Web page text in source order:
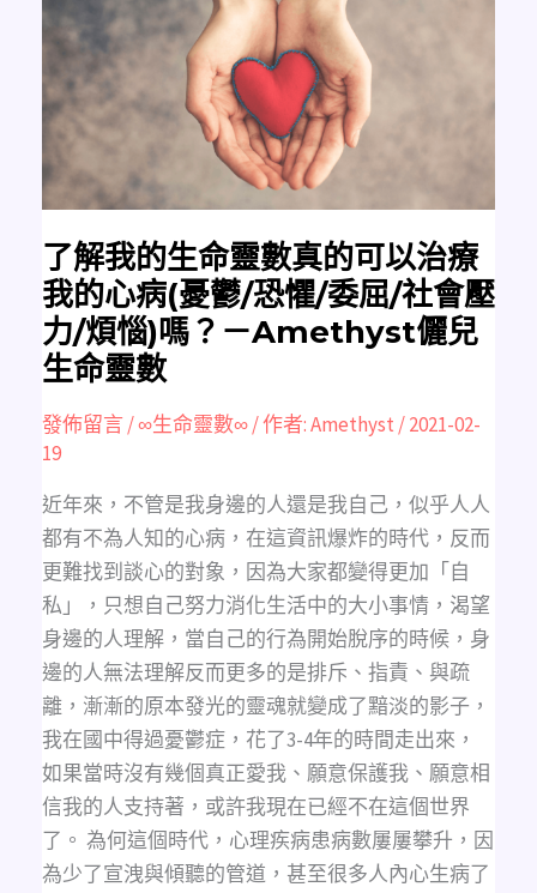
了解我的生命靈數真的可以治療
我的心病(憂鬱/恐懼/委屈/社會壓
力/煩惱)嗎？－Amethyst儷兒
生命靈數
發佈留言/∞生命靈數∞/ 作者:Amethyst/2021-02-
19
近年來，不管是我身邊的人還是我自己，似乎人人
都有不為人知的心病，在這資訊爆炸的時代，反而
更難找到談心的對象，因為大家都變得更加「自
私」，只想自己努力消化生活中的大小事情，渴望
身邊的人理解，當自己的行為開始脫序的時候，身
邊的人無法理解反而更多的是排斥、指責、與疏
離，漸漸的原本發光的靈魂就變成了黯淡的影子，
我在國中得過憂鬱症，花了3-4年的時間走出來，
如果當時沒有幾個真正愛我、願意保護我、願意相
信我的人支持著，或許我現在已經不在這個世界
了。 為何這個時代，心理疾病患病數屢屢攀升，因
為少了宣洩與傾聽的管道，甚至很多人內心生病了
生
命
靈
數
真
的
可
以
療
的
病
(憂
鬱/
恐
懼/
委
屈/
社
會
力/
煩
Amethyst
儷
兒
生
命
靈
數